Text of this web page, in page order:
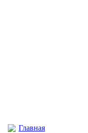
Главная